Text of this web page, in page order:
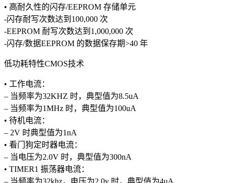
• 高耐久性的闪存/EEPROM 存储单元
-闪存耐写次数达到100,000 次
-EEPROM 耐写次数达到1,000,000 次
-闪存/数据EEPROM 的数据保存期>40 年
低功耗特性CMOS技术
• 工作电流：
– 当频率为32KHZ 时，典型值为8.5uA
– 当频率为1MHz 时，典型值为100uA
• 待机电流：
– 2V 时典型值为1nA
• 看门狗定时器电流：
– 当电压为2.0V 时，典型值为300nA
• TIMER1 振荡器电流：